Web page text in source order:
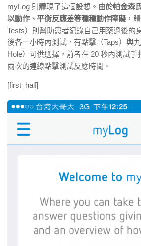
myLog 則體現了這個設想。 由於帕金森
以動作、平衡反應差等種種動作障礙 ，
Tests）則幫助患者紀錄自己用藥過後的
後各一小時內測試，有點擊（Taps）與
Hole）可供選擇，前者在 20 秒內測試手
兩次的連線點擊測試反應時間。
[first_half]